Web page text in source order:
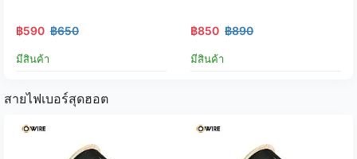
฿590 ฿650
มีสินค้า
฿850 ฿890
มีสินค้า
สายไฟเบอร์สุดฮอต